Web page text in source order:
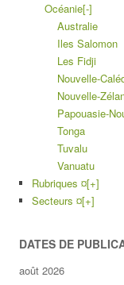
Océanie[-]
Australie
Iles Salomon
Les Fidji
Nouvelle-
Nouvelle-
Papouasie-
Tonga
Tuvalu
Vanuatu
Rubriques ¤[+]
Secteurs ¤[+]
DATES DE
août 2026